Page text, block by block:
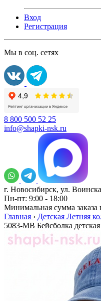
Вход
Регистрация
Мы в соц. сетях
8 800 500 52 25
info@shapki-nsk.ru
г. Новосибирск, ул.
Пн-пт: 9:00 - 18:00
Минимальная сумма
Главная › Детская Летняя
5083-МB Бейсболка